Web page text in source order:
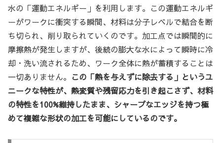
水の「運動エネルギー」を利用します。この運動エネルギ
ーがワークに衝突する瞬間、材料は分子レベルで結合を断
ち切られ、削り取られていくのです。加工点では瞬間的に
摩擦熱が発生しますが、後続の膨大な水によって瞬時に冷
却・洗い流されるため、ワーク全体に熱が蓄積することは
一切ありません。 この「熱を与えずに除去する」というユ
ニークな特性が、熱変質や残留応力を引き起こさず、材料
の特性を100%維持したまま、シャープなエッジを持つ極
めて複雑な形状の加工を可能にしているのです。